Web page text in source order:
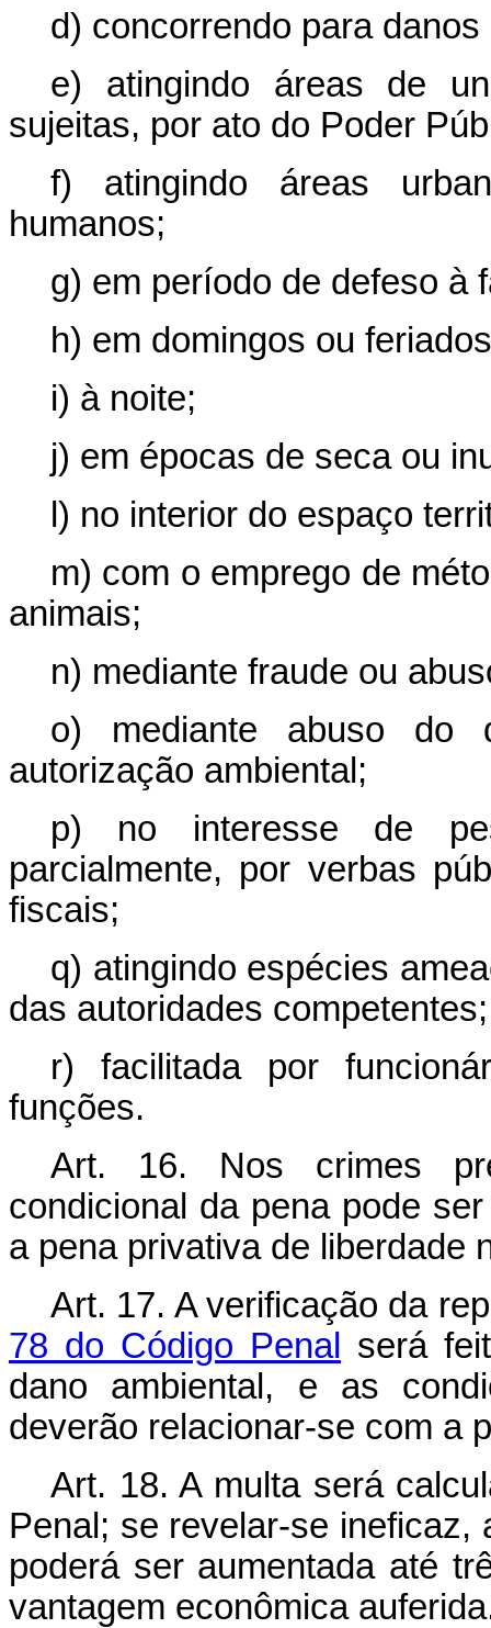
d) concorrendo para
e) atingindo áreas de
sujeitas, por ato do Poder
f) atingindo áreas
humanos;
g) em período de defeso à
h) em domingos ou
i) à noite;
j) em épocas de seca ou
l) no interior do espaço
m) com o emprego de
animais;
n) mediante fraude ou
o) mediante abuso do
autorização ambiental;
p) no interesse de
parcialmente, por verbas
fiscais;
q) atingindo espécies
das autoridades competentes;
r) facilitada por
funções.
Art. 16. Nos crimes
condicional da pena pode
a pena privativa de liberdade
Art. 17. A verificação da
78 do Código Penal
será
dano ambiental, e as
deverão relacionar-se com a
Art. 18. A multa será
Penal; se revelar-se ineficaz,
poderá ser aumentada até
vantagem econômica